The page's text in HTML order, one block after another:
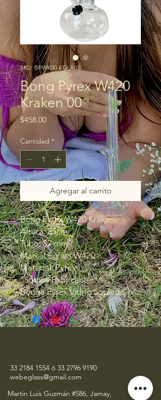
SKU: BPWK00-EGLASS
Bong Pyrex W420
Kraken 00
$458.00Precio
Cantidad *
Agregar al carrito
Bong Pyrex W420 Kraken
Altura: 25cm
Tubo: 32 mm
Marca: Eglass W420
Material: Pyrex
*Somos Fabricantes*
Bonga Pyrex Vidrio Soplado
33 2184 1554 ó 33 2796 9190
webeglass@gmail.com
Martin Luis Guzmán #586, Jamay,